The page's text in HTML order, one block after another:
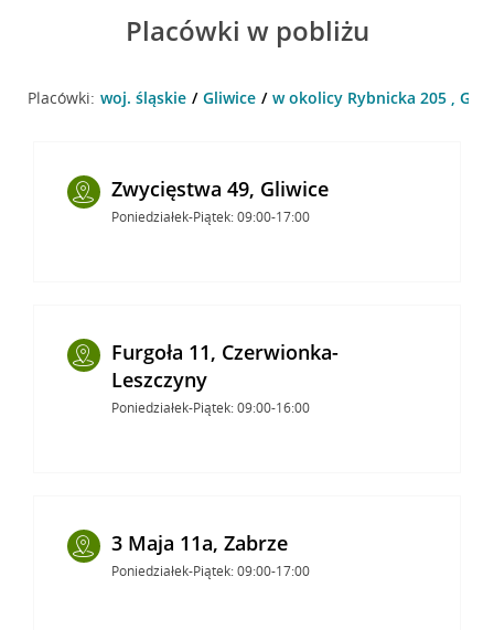
Placówki w pobliżu
Placówki: woj. śląskie Gliwice w okolicy Rybnicka 205 ,
Zwycięstwa 49, Gliwice
Poniedziałek-Piątek: 09:00-17:00
Furgoła 11, Czerwionka-
Leszczyny
Poniedziałek-Piątek: 09:00-16:00
3 Maja 11a, Zabrze
Poniedziałek-Piątek: 09:00-17:00